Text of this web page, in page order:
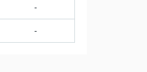
-
-